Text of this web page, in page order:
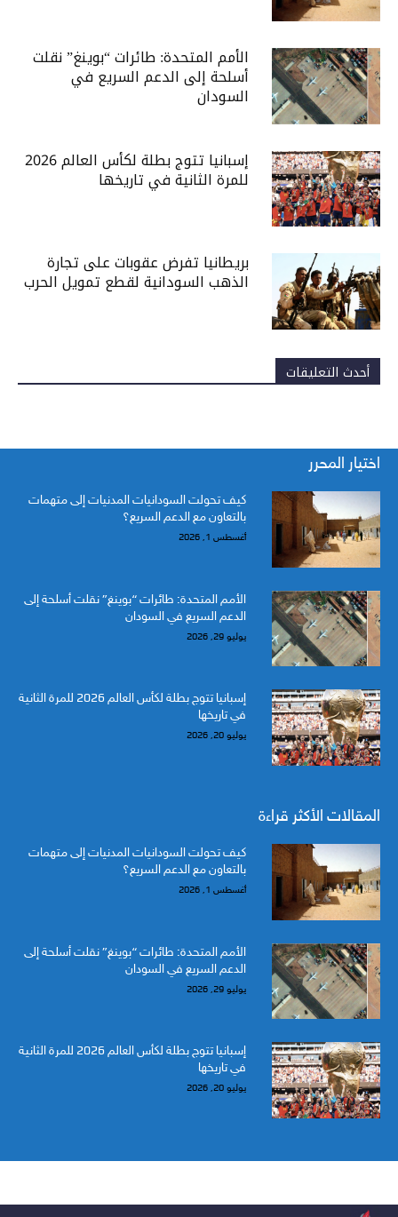
الأمم المتحدة: طائرات “بوينغ” نقلت
أسلحة إلى الدعم السريع في
السودان
إسبانيا تتوج بطلة لكأس العالم 2026
للمرة الثانية في تاريخها
بريطانيا تفرض عقوبات على تجارة
الذهب السودانية لقطع تمويل الحرب
أحدث التعليقات
اختيار المحرر
كيف تحولت السودانيات المدنيات إلى متهمات
بالتعاون مع الدعم السريع؟
أغسطس 1, 2026
الأمم المتحدة: طائرات “بوينغ” نقلت أسلحة إلى
الدعم السريع في السودان
يوليو 29, 2026
إسبانيا تتوج بطلة لكأس العالم 2026 للمرة الثانية
في تاريخها
يوليو 20, 2026
المقالات الأكثر قراءة
كيف تحولت السودانيات المدنيات إلى متهمات
بالتعاون مع الدعم السريع؟
أغسطس 1, 2026
الأمم المتحدة: طائرات “بوينغ” نقلت أسلحة إلى
الدعم السريع في السودان
يوليو 29, 2026
إسبانيا تتوج بطلة لكأس العالم 2026 للمرة الثانية
في تاريخها
يوليو 20, 2026